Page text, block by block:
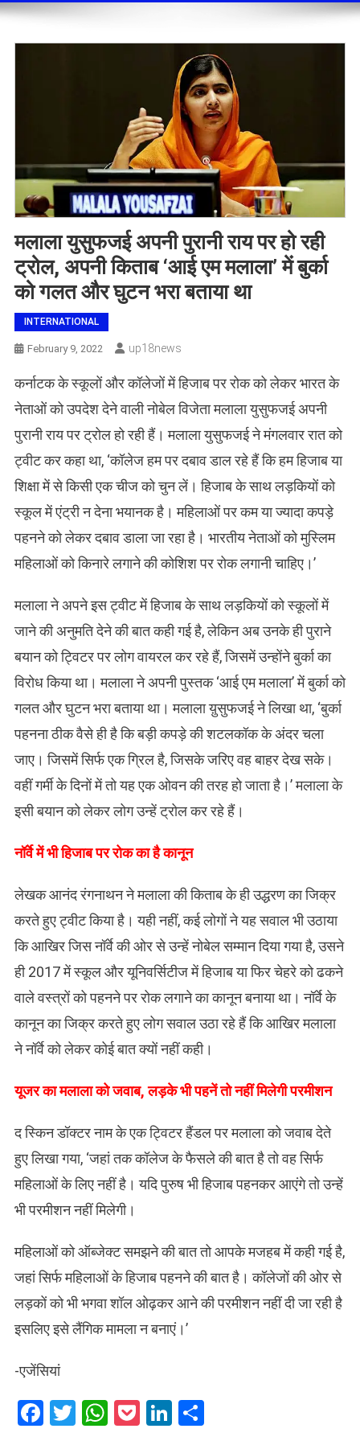
मलाला युसुफजई अपनी पुरानी राय पर हो रही
ट्रोल, अपनी किताब ‘आई एम मलाला’ में बुर्का
को गलत और घुटन भरा बताया था
INTERNATIONAL
February 9, 2022 Up18news
कर्नाटक के स्कूलों और कॉलेजों में हिजाब पर रोक को लेकर भारत के
नेताओं को उपदेश देने वाली नोबेल विजेता मलाला युसुफजई अपनी
पुरानी राय पर ट्रोल हो रही हैं। मलाला युसुफजई ने मंगलवार रात को
ट्वीट कर कहा था, ‘कॉलेज हम पर दबाव डाल रहे हैं कि हम हिजाब या
शिक्षा में से किसी एक चीज को चुन लें। हिजाब के साथ लड़कियों को
स्कूल में एंट्री न देना भयानक है। महिलाओं पर कम या ज्यादा कपड़े
पहनने को लेकर दबाव डाला जा रहा है। भारतीय नेताओं को मुस्लिम
महिलाओं को किनारे लगाने की कोशिश पर रोक लगानी चाहिए।’
मलाला ने अपने इस ट्वीट में हिजाब के साथ लड़कियों को स्कूलों में
जाने की अनुमति देने की बात कही गई है, लेकिन अब उनके ही पुराने
बयान को ट्विटर पर लोग वायरल कर रहे हैं, जिसमें उन्होंने बुर्का का
विरोध किया था। मलाला ने अपनी पुस्तक ‘आई एम मलाला’ में बुर्का को
गलत और घुटन भरा बताया था। मलाला य़ुसुफजई ने लिखा था, ‘बुर्का
पहनना ठीक वैसे ही है कि बड़ी कपड़े की शटलकॉक के अंदर चला
जाए। जिसमें सिर्फ एक ग्रिल है, जिसके जरिए वह बाहर देख सके।
वहीं गर्मी के दिनों में तो यह एक ओवन की तरह हो जाता है।’ मलाला के
इसी बयान को लेकर लोग उन्हें ट्रोल कर रहे हैं।
नॉर्वे में भी हिजाब पर रोक का है कानून
लेखक आनंद रंगनाथन ने मलाला की किताब के ही उद्धरण का जिक्र
करते हुए ट्वीट किया है। यही नहीं, कई लोगों ने यह सवाल भी उठाया
कि आखिर जिस नॉर्वे की ओर से उन्हें नोबेल सम्मान दिया गया है, उसने
ही 2017 में स्कूल और यूनिवर्सिटीज में हिजाब या फिर चेहरे को ढकने
वाले वस्त्रों को पहनने पर रोक लगाने का कानून बनाया था। नॉर्वे के
कानून का जिक्र करते हुए लोग सवाल उठा रहे हैं कि आखिर मलाला
ने नॉर्वे को लेकर कोई बात क्यों नहीं कही।
यूजर का मलाला को जवाब, लड़के भी पहनें तो नहीं मिलेगी परमीशन
द स्किन डॉक्टर नाम के एक ट्विटर हैंडल पर मलाला को जवाब देते
हुए लिखा गया, ‘जहां तक कॉलेज के फैसले की बात है तो वह सिर्फ
महिलाओं के लिए नहीं है। यदि पुरुष भी हिजाब पहनकर आएंगे तो उन्हें
भी परमीशन नहीं मिलेगी।
महिलाओं को ऑब्जेक्ट समझने की बात तो आपके मजहब में कही गई है,
जहां सिर्फ महिलाओं के हिजाब पहनने की बात है। कॉलेजों की ओर से
लड़कों को भी भगवा शॉल ओढ़कर आने की परमीशन नहीं दी जा रही है
इसलिए इसे लैंगिक मामला न बनाएं।’
-एजेंसियां
Facebook
Twitter
WhatsApp
PocketLinkedIn
Share